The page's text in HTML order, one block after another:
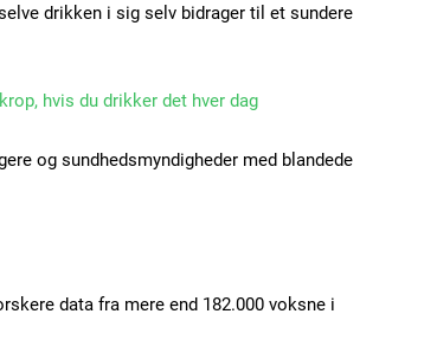
Subscription Plans
drikken i sig selv bidrager til et sundere
hvis du drikker det hver dag
og sundhedsmyndigheder med blandede
data fra mere end 182.000 voksne i